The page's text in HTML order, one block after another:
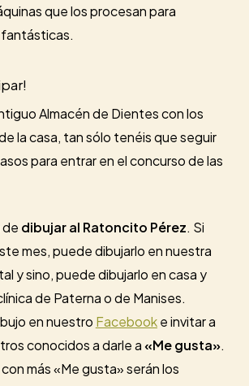
que los procesan para
Almacén de Dientes con los
la casa, tan sólo tenéis que seguir
para entrar en el concurso de las
de dibujar al Ratoncito Pérez. Si
mes, puede dibujarlo en nuestra
y sino, puede dibujarlo en casa y
de Paterna o de Manises.
en nuestro Facebooke invitar a
conocidos a darle a «Me gusta».
más «Me gusta» serán los